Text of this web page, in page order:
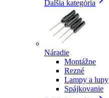
Ďalšia kategória
Náradie
Montážne
Rezné
Lampy a lupy
Spájkovanie